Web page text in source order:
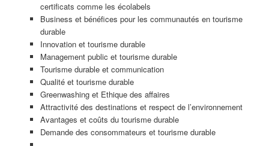
certificats comme les écolabels
Business et bénéfices pour les communautés en tourisme
durable
Innovation et tourisme durable
Management public et tourisme durable
Tourisme durable et communication
Qualité et tourisme durable
Greenwashing et Ethique des affaires
Attractivité des destinations et respect de l’environnement
Avantages et coûts du tourisme durable
Demande des consommateurs et tourisme durable